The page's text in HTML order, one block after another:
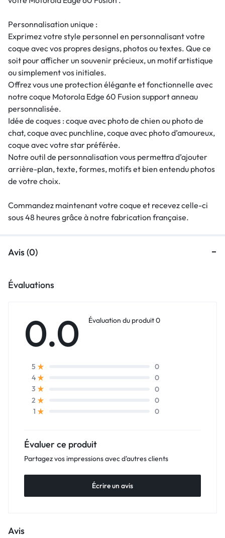
Personnalisation unique :
Exprimez votre style personnel en personnalisant votre
coque avec vos propres designs, photos ou textes. Que ce
soit pour afficher un souvenir précieux, un motif artistique
ou simplement vos initiales.
Offrez vous une protection élégante et fonctionnelle avec
notre coque Motorola Edge 60 Fusion support anneau
personnalisée.
Idée de coques : coque avec photo de chien ou photo de
chat, coque avec punchline, coque avec photo d’amoureux,
coque avec votre star préférée.
Notre outil de personnalisation vous permettra d’ajouter
arrière-plan, texte, formes, motifs et bien entendu photos
de votre choix.
Commandez maintenant votre coque et recevez celle-ci
sous 48 heures grâce à notre fabrication française.
Avis (0)
Évaluations
0.0 Évaluation du produit 0
5
0
4
0
3
0
2
0
1
0
Évaluer ce produit
Partagez vos impressions avec d'autres clients
Écrire un avis
Avis